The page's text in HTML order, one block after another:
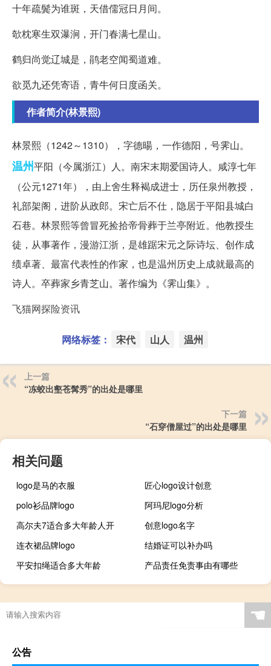
十年疏鬓为谁斑，天借儒冠日月间。
欹枕寒生双瀑涧，开门春满七星山。
鹤归尚觉辽城是，鹃老空闻蜀道难。
欲觅九还凭寄语，青牛何日度函关。
作者简介(林景熙)
林景熙（1242～1310），字德暘，一作德阳，号霁山。
温州平阳（今属浙江）人。南宋末期爱国诗人。咸淳七年
（公元1271年），由上舍生释褐成进士，历任泉州教授，
礼部架阁，进阶从政郎。宋亡后不仕，隐居于平阳县城白
石巷。林景熙等曾冒死捡拾帝骨葬于兰亭附近。他教授生
徒，从事著作，漫游江浙，是雄踞宋元之际诗坛、创作成
绩卓著、最富代表性的作家，也是温州历史上成就最高的
诗人。卒葬家乡青芝山。著作编为《霁山集》。
飞猫网探险资讯
网络标签： 宋代 山人 温州
上一篇
“冻蛟出壑苍髯秀”的出处是哪里
下一篇
“石穿僧屋过”的出处是哪里
相关问题
logo是马的衣服
匠心logo设计创意
polo衫品牌logo
阿玛尼logo分析
高尔夫7适合多大年龄人开
创意logo名字
连衣裙品牌logo
结婚证可以补办吗
平安扣绳适合多大年龄
产品责任免责事由有哪些
☚
公告